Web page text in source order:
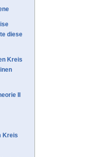
diese
Kreis
II
Kreis